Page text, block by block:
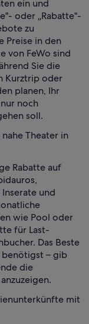
ein und
oder „Rabatte"-
zu
Preise in den
von FeWo sind
Sie die
Kurztrip oder
planen, Ihr
noch
soll.
Theater in
Rabatte auf
und
wie Pool oder
für Last-
Das Beste
benötigst – gib
die
mit